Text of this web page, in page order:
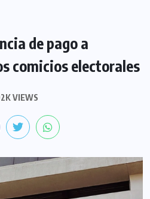
de pago a
comicios electorales
VIEWS